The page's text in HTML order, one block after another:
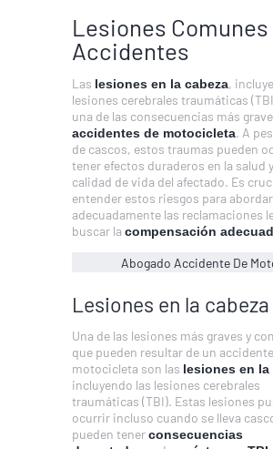
Lesiones Comunes
Accidentes
Las lesiones en la cabeza,
lesiones cerebrales traumáticas
una de las consecuencias más
accidentes de motocicleta. A
de cascos, estos traumas pueden
tener efectos duraderos en la salud
calidad de vida del afectado. Es
entender estos riesgos para abordar
adecuadamente las reclamaciones
buscar la compensación
Abogado Accidente De
Lesiones en la cabeza
Una de las lesiones más graves y
que pueden resultar de un
motocicleta son las lesiones en la
incluyendo las lesiones cerebrales
traumáticas (TBI). Estas lesiones
ocurrir incluso cuando se lleva
pueden tenerconsecuencias